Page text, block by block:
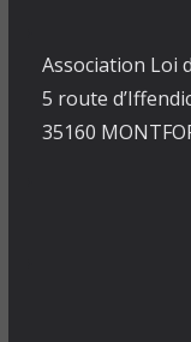
Association Loi
5 route
35160